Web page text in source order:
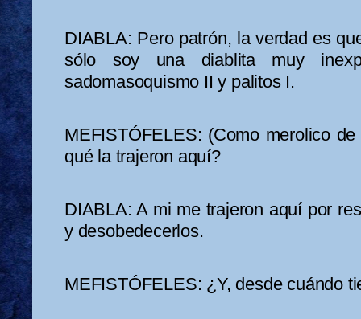
DIABLA: Pero patrón, la verdad es
sólo soy una diablita muy
sadomasoquismo II y palitos I.
MEFISTÓFELES: (Como merolico
qué la trajeron aquí?
DIABLA: A mi me trajeron aquí por
y desobedecerlos.
MEFISTÓFELES: ¿Y, desde cuándo